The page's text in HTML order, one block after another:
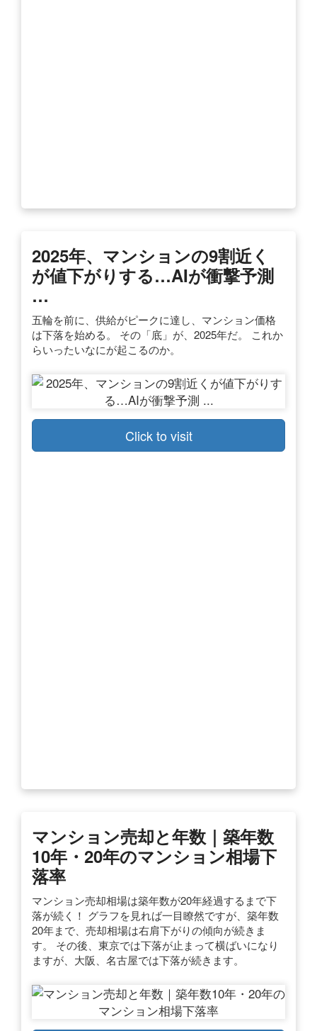
2025年、マンションの9割近く
が値下がりする…AIが衝撃予測
…
五輪を前に、供給がピークに達し、マンション価格
は下落を始める。 その「底」が、2025年だ。 これか
らいったいなにが起こるのか。
Click to visit
マンション売却と年数｜築年数
10年・20年のマンション相場下
落率
マンション売却相場は築年数が20年経過するまで下
落が続く！ グラフを見れば一目瞭然ですが、築年数
20年まで、売却相場は右肩下がりの傾向が続きま
す。 その後、東京では下落が止まって横ばいになり
ますが、大阪、名古屋では下落が続きます。